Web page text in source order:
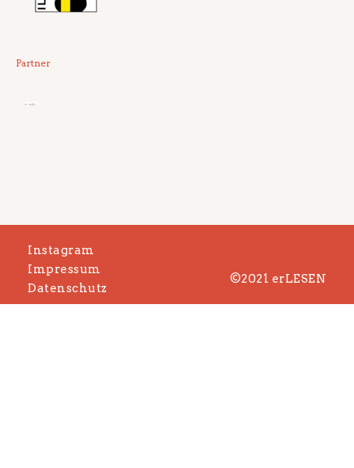
Partner
©2021 erLESEN
Instagram
Impressum
Datenschutz